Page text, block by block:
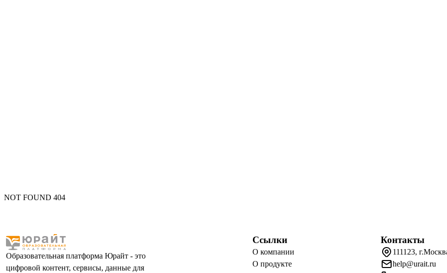
NOT FOUND 404
Образовательная платформа Юрайт - это
цифровой контент, сервисы, данные для
Ссылки
О компании
О продукте
Контакты
111123,
help@urait.ru